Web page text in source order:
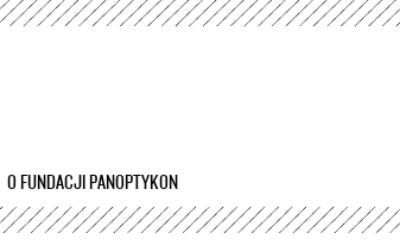
Przejdź
O FUNDACJI PANOPTYKON